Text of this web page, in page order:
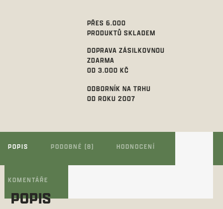
PŘES 6.000
PRODUKTŮ SKLADEM
DOPRAVA ZÁSILKOVNOU
ZDARMA
OD 3.000 KČ
ODBORNÍK NA TRHU
OD ROKU 2007
POPIS PODOBNÉ (8) HODNOCENÍ
KOMENTÁŘE
POPIS